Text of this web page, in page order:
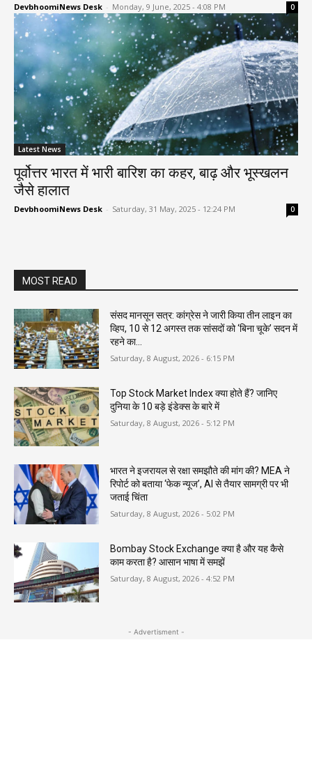
DevbhoomiNews Desk - Monday, 9 June, 2025 - 4:08 PM 0
Latest News
पूर्वोत्तर भारत में भारी बारिश का कहर, बाढ़ और भूस्खलन
जैसे हालात
DevbhoomiNews Desk - Saturday, 31 May, 2025 - 12:24 PM 0
MOST READ
संसद मानसून सत्र: कांग्रेस ने जारी किया तीन लाइन का
व्हिप, 10 से 12 अगस्त तक सांसदों को ‘बिना चूके’ सदन में
रहने का...
Saturday, 8 August, 2026 - 6:15 PM
Top Stock Market Index क्या होते हैं? जानिए
दुनिया के 10 बड़े इंडेक्स के बारे में
Saturday, 8 August, 2026 - 5:12 PM
भारत ने इजरायल से रक्षा समझौते की मांग की? MEA ने
रिपोर्ट को बताया ‘फेक न्यूज’, AI से तैयार सामग्री पर भी
जताई चिंता
Saturday, 8 August, 2026 - 5:02 PM
Bombay Stock Exchange क्या है और यह कैसे
काम करता है? आसान भाषा में समझें
Saturday, 8 August, 2026 - 4:52 PM
- Advertisment -